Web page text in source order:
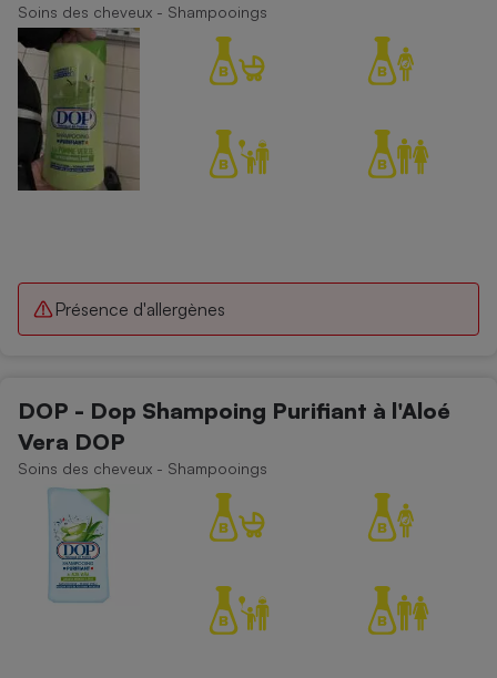
Soins des cheveux - Shampooings
Présence d'allergènes
DOP - Dop Shampoing Purifiant à l'Aloé
Vera DOP
Soins des cheveux - Shampooings